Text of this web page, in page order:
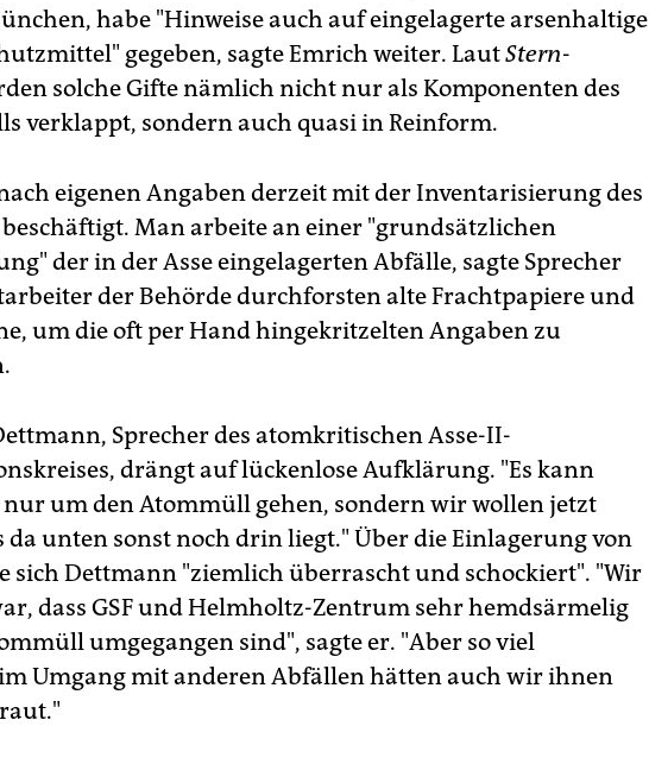
habe "Hinweise auch auf eingelagerte arsenhaltige
gegeben, sagte Emrich weiter. LautStern-
solche Gifte nämlich nicht nur als Komponenten des
verklappt, sondern auch quasi in Reinform.
eigenen Angaben derzeit mit der Inventarisierung des
Man arbeite an einer "grundsätzlichen
der in der Asse eingelagerten Abfälle, sagte Sprecher
der Behörde durchforsten alte Frachtpapiere und
um die oft per Hand hingekritzelten Angaben zu
Sprecher des atomkritischen Asse-II-
drängt auf lückenlose Aufklärung. "Es kann
um den Atommüll gehen, sondern wir wollen jetzt
da unten sonst noch drin liegt." Über die Einlagerung von
sich Dettmann "ziemlich überrascht und schockiert". "Wir
dass GSF und Helmholtz-Zentrum sehr hemdsärmelig
umgegangen sind", sagte er. "Aber so viel
Umgang mit anderen Abfällen hätten auch wir ihnen